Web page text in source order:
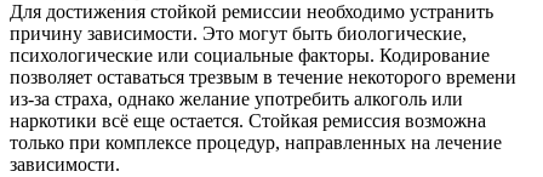
Для достижения стойкой ремиссии необходимо устранить
причину зависимости. Это могут быть биологические,
психологические или социальные факторы. Кодирование
позволяет оставаться трезвым в течение некоторого времени
из-за страха, однако желание употребить алкоголь или
наркотики всё еще остается. Стойкая ремиссия возможна
только при комплексе процедур, направленных на лечение
зависимости.